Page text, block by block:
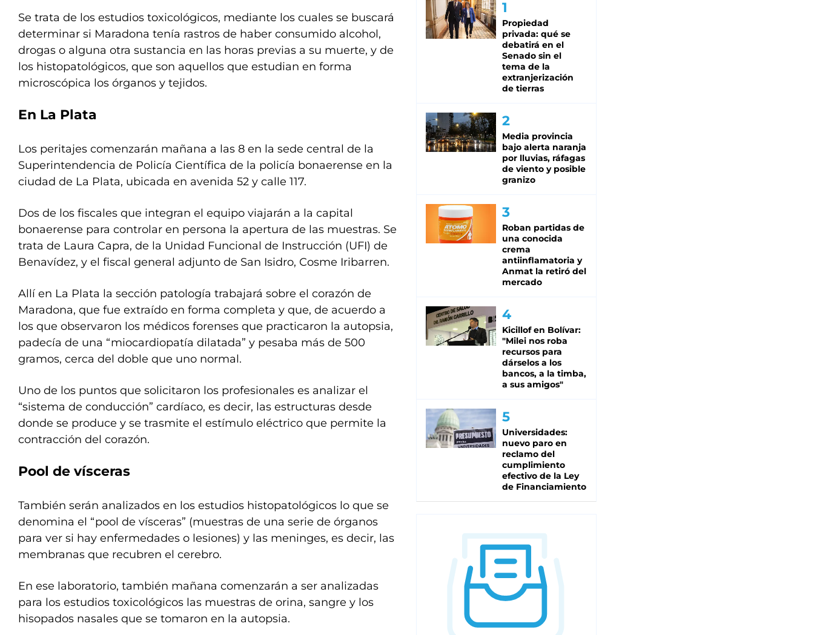
Se trata de los estudios toxicológicos, mediante los cuales se buscará
determinar si Maradona tenía rastros de haber consumido alcohol,
drogas o alguna otra sustancia en las horas previas a su muerte, y de
los histopatológicos, que son aquellos que estudian en forma
microscópica los órganos y tejidos.
En La Plata
Los peritajes comenzarán mañana a las 8 en la sede central de la
Superintendencia de Policía Científica de la policía bonaerense en la
ciudad de La Plata, ubicada en avenida 52 y calle 117.
Dos de los fiscales que integran el equipo viajarán a la capital
bonaerense para controlar en persona la apertura de las muestras. Se
trata de Laura Capra, de la Unidad Funcional de Instrucción (UFI) de
Benavídez, y el fiscal general adjunto de San Isidro, Cosme Iribarren.
Allí en La Plata la sección patología trabajará sobre el corazón de
Maradona, que fue extraído en forma completa y que, de acuerdo a
los que observaron los médicos forenses que practicaron la autopsia,
padecía de una “miocardiopatía dilatada” y pesaba más de 500
gramos, cerca del doble que uno normal.
Uno de los puntos que solicitaron los profesionales es analizar el
“sistema de conducción” cardíaco, es decir, las estructuras desde
donde se produce y se trasmite el estímulo eléctrico que permite la
contracción del corazón.
Pool de vísceras
También serán analizados en los estudios histopatológicos lo que se
denomina el “pool de vísceras” (muestras de una serie de órganos
para ver si hay enfermedades o lesiones) y las meninges, es decir, las
membranas que recubren el cerebro.
En ese laboratorio, también mañana comenzarán a ser analizadas
para los estudios toxicológicos las muestras de orina, sangre y los
hisopados nasales que se tomaron en la autopsia.
Propiedad
privada: qué se
debatirá en el
Senado sin el
tema de la
extranjerización
de tierras
Media provincia
bajo alerta naranja
por lluvias, ráfagas
de viento y posible
granizo
Roban partidas de
una conocida
crema
antiinflamatoria y
Anmat la retiró del
mercado
Kicillof en Bolívar:
"Milei nos roba
recursos para
dárselos a los
bancos, a la timba,
a sus amigos"
Universidades:
nuevo paro en
reclamo del
cumplimiento
efectivo de la Ley
de Financiamiento